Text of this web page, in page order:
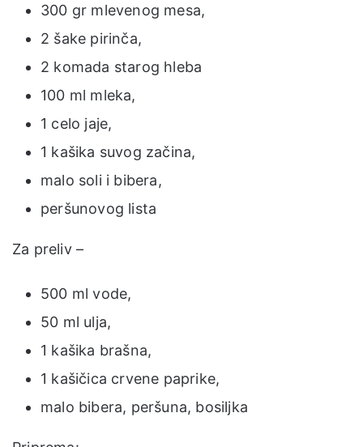
300 gr mlevenog mesa,
2 šake pirinča,
2 komada starog hleba
100 ml mleka,
1 celo jaje,
1 kašika suvog začina,
malo soli i bibera,
peršunovog lista
Za preliv –
500 ml vode,
50 ml ulja,
1 kašika brašna,
1 kašičica crvene paprike,
malo bibera, peršuna, bosiljka